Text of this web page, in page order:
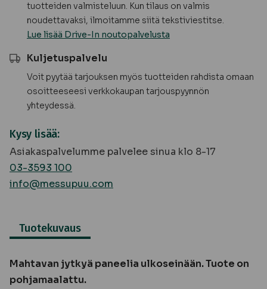
tuotteiden valmisteluun. Kun tilaus on valmis
noudettavaksi, ilmoitamme siitä tekstiviestitse.
Lue lisää Drive-In noutopalvelusta
Kuljetuspalvelu
Voit pyytää tarjouksen myös tuotteiden rahdista omaan
osoitteeseesi verkkokaupan tarjouspyynnön
yhteydessä.
Kysy lisää:
Asiakaspalvelumme palvelee sinua klo 8-17
03-3593 100
info@messupuu.com
Tuotekuvaus
Mahtavan jytkyä paneelia ulkoseinään. Tuote on
pohjamaalattu.